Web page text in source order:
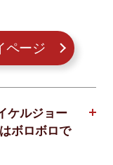
ページ
ケルジョー
ボロボロで